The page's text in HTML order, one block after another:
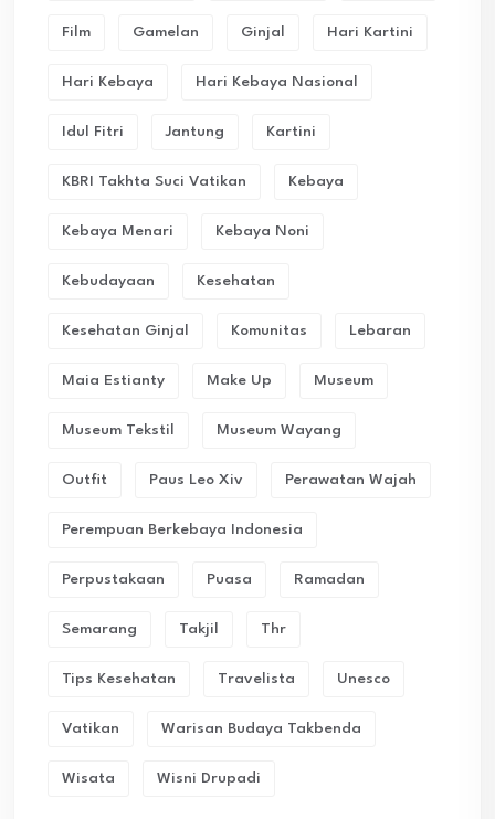
Film Gamelan Ginjal Hari Kartini
Hari Kebaya Hari Kebaya Nasional
Idul Fitri Jantung Kartini
KBRI Takhta Suci Vatikan Kebaya
Kebaya Menari Kebaya Noni
Kebudayaan Kesehatan
Kesehatan Ginjal Komunitas Lebaran
Maia Estianty Make Up Museum
Museum Tekstil Museum Wayang
Outfit Paus Leo Xiv Perawatan Wajah
Perempuan Berkebaya Indonesia
Perpustakaan Puasa Ramadan
Semarang Takjil Thr
Tips Kesehatan Travelista Unesco
Vatikan Warisan Budaya Takbenda
Wisata Wisni Drupadi